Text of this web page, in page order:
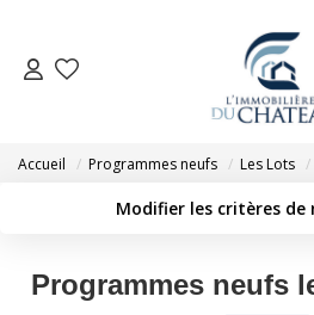
VENTE
Accueil Programmes neufs Les Lots
Modifier les critères de
Sélectionnez...
Type de bien
Programmes neufs